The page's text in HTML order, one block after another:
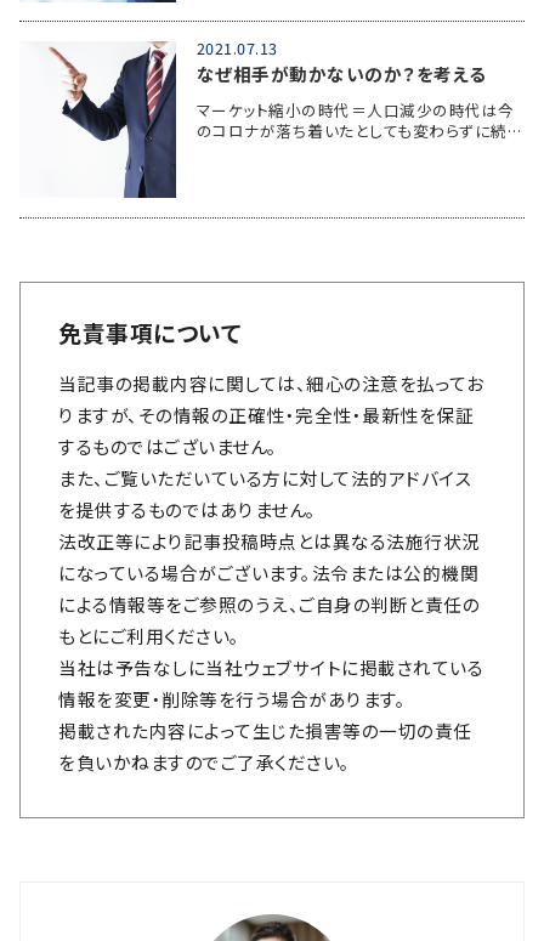
2021.07.13
なぜ相手が動かないのか？を考える
マーケット縮小の時代＝人口減少の時代は今
のコロナが落ち着いたとしても変わらずに続…
免責事項について
当記事の掲載内容に関しては、細心の注意を払ってお
りますが、その情報の正確性・完全性・最新性を保証
するものではございません。
また、ご覧いただいている方に対して法的アドバイス
を提供するものではありません。
法改正等により記事投稿時点とは異なる法施行状況
になっている場合がございます。法令または公的機関
による情報等をご参照のうえ、ご自身の判断と責任の
もとにご利用ください。
当社は予告なしに当社ウェブサイトに掲載されている
情報を変更・削除等を行う場合があります。
掲載された内容によって生じた損害等の一切の責任
を負いかねますのでご了承ください。